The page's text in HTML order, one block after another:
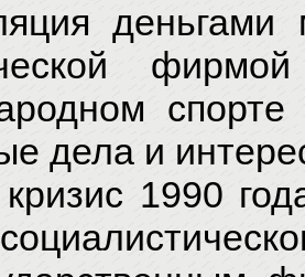
спорте
дела и
1990